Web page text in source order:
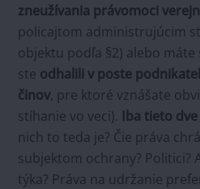
zneužívania právomoci
policajtom administrujúcim
objektu podľa §2) alebo
ste odhalili v poste
činov, pre ktoré vznášate
stíhanie vo veci). Iba tieto
nich to teda je? Čie práva
subjektom ochrany? Politici?
týka? Práva na udržanie